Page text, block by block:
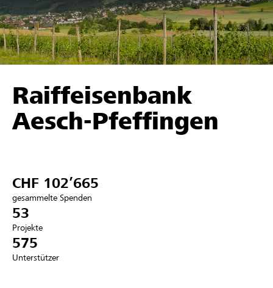
Unterstützen
Hilfe & Support
Anmelden
Projekte und Organisationen finden
Jetzt starten
Raiffeisenbank
Aesch-Pfeffingen
CHF 102’665
gesammelte Spenden
53
Projekte
575
Unterstützer